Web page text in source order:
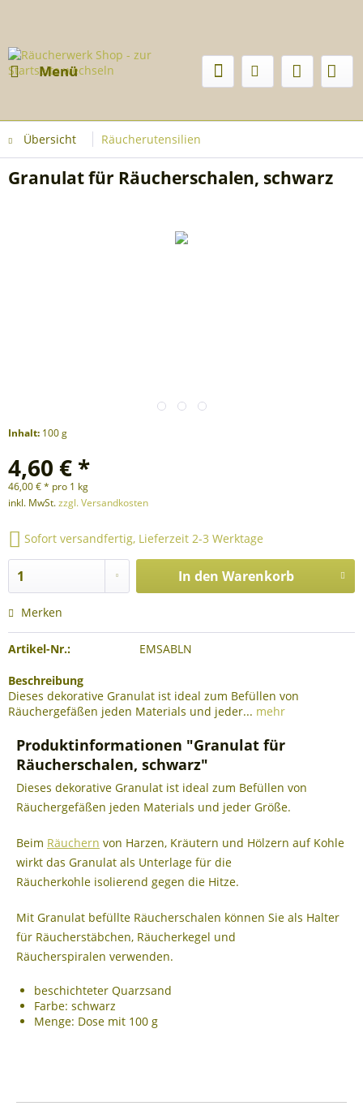
Menü
Übersicht Räucherutensilien
Granulat für Räucherschalen, schwarz
Inhalt: 100 g
4,60 € *
46,00 € * pro 1 kg
inkl. MwSt.zzgl. Versandkosten
Sofort versandfertig, Lieferzeit 2-3 Werktage
In den Warenkorb
Merken
Artikel-Nr.: EMSABLN
Beschreibung
Dieses dekorative Granulat ist ideal zum Befüllen von
Räuchergefäßen jeden Materials und jeder... mehr
Produktinformationen "Granulat für
Räucherschalen, schwarz"
Dieses dekorative Granulat ist ideal zum Befüllen von
Räuchergefäßen jeden Materials und jeder Größe.
Beim Räuchern von Harzen, Kräutern und Hölzern auf Kohle
wirkt das Granulat als Unterlage für die
Räucherkohle isolierend gegen die Hitze.
Mit Granulat befüllte Räucherschalen können Sie als Halter
für Räucherstäbchen, Räucherkegel und
Räucherspiralen verwenden.
beschichteter Quarzsand
Farbe: schwarz
Menge: Dose mit 100 g